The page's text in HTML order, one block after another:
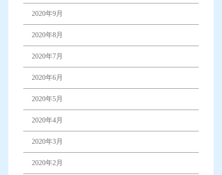
2020年9月
2020年8月
2020年7月
2020年6月
2020年5月
2020年4月
2020年3月
2020年2月